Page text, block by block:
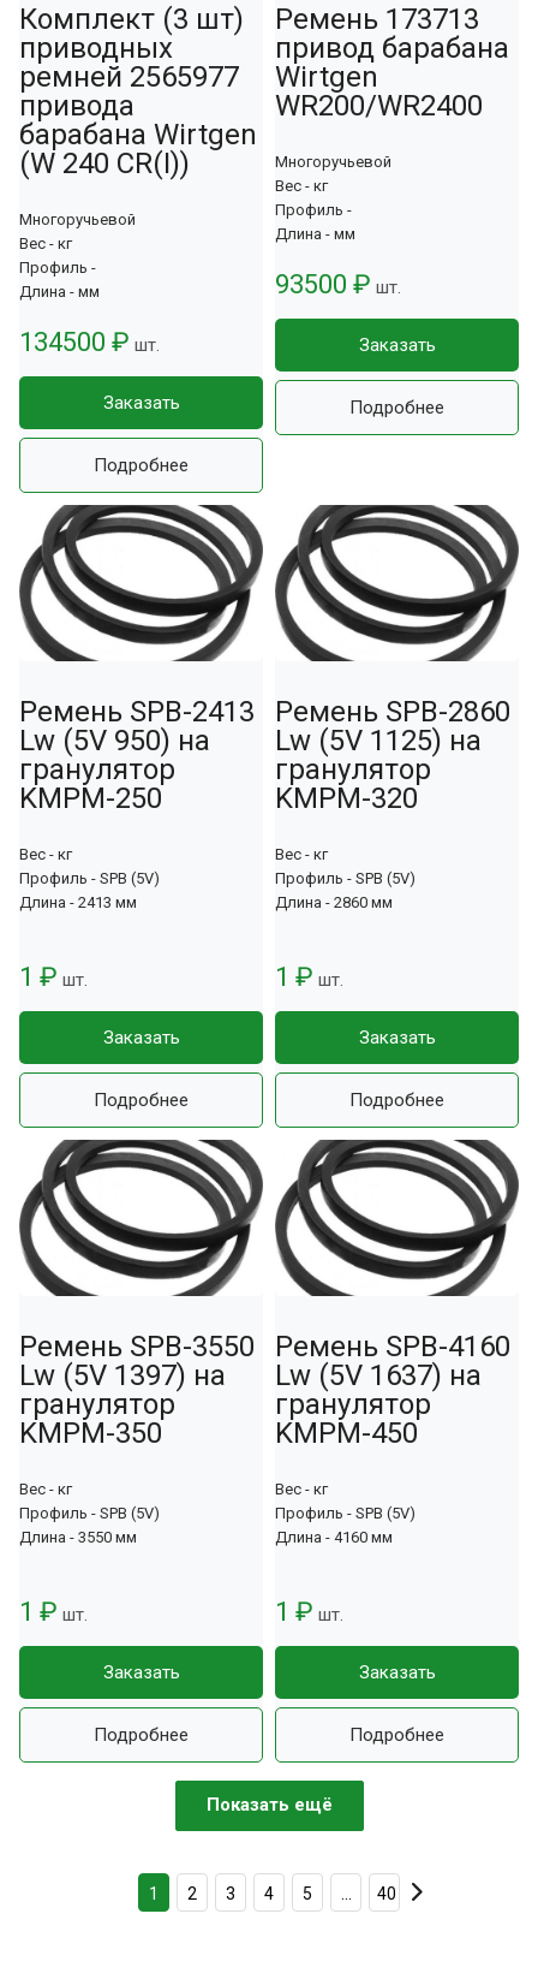
Комплект (3 шт)
приводных
ремней 2565977
привода
барабана Wirtgеn
(W 240 CR(I))
Многоручьевой
Вес - кг
Профиль -
Длина - мм
134500 ₽ шт.
Заказать
Подробнее
Ремень 173713
привод барабана
Wirtgen
WR200/WR2400
Многоручьевой
Вес - кг
Профиль -
Длина - мм
93500 ₽ шт.
Заказать
Подробнее
Ремень SPB-2413
Lw (5V 950) на
гранулятор
KMPM-250
Вес - кг
Профиль - SPB (5V)
Длина - 2413 мм
1 ₽ шт.
Заказать
Подробнее
Ремень SPB-2860
Lw (5V 1125) на
гранулятор
KMPM-320
Вес - кг
Профиль - SPB (5V)
Длина - 2860 мм
1 ₽ шт.
Заказать
Подробнее
Ремень SPB-3550
Lw (5V 1397) на
гранулятор
KMPM-350
Вес - кг
Профиль - SPB (5V)
Длина - 3550 мм
1 ₽ шт.
Заказать
Подробнее
Ремень SPB-4160
Lw (5V 1637) на
гранулятор
KMPM-450
Вес - кг
Профиль - SPB (5V)
Длина - 4160 мм
1 ₽ шт.
Заказать
Подробнее
Показать ещё
1 2 3 4 5 40